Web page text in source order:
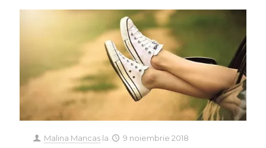
Malina Mancas la 9 noiembrie 2018